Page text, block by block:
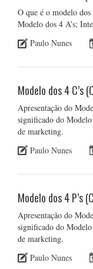
O que é o modelo
Modelo dos 4 A’s;
Paulo Nunes
Modelo dos 4 C’s
Apresentação do
significado do
de marketing.
Paulo Nunes
Modelo dos 4 P’s
Apresentação do
significado do
de marketing.
Paulo Nunes